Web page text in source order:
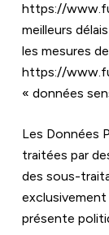
https://
meilleurs
https://
« données
Les Données
traitées par
des sous-
exclusivement
présente